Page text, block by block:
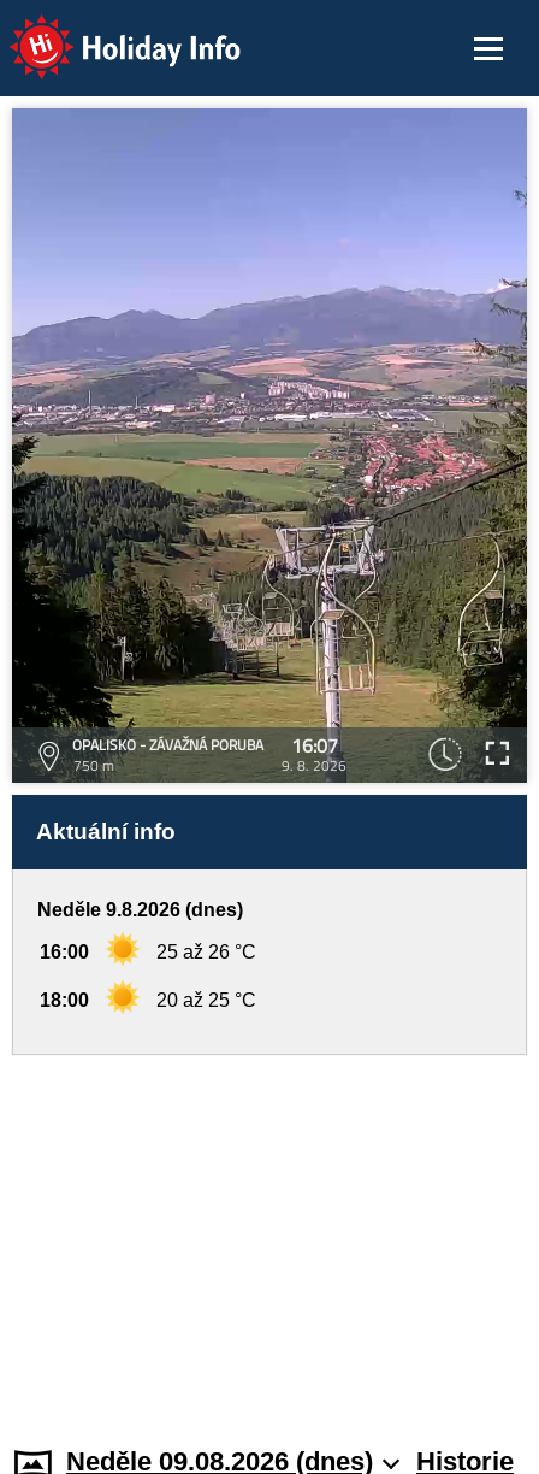
Holiday Info
OPALISKO - ZÁVAŽNÁ PORUBA
750 m
16:07
9. 8. 2026
Aktuální info
Neděle 9.8.2026 (dnes)
16:00 25 až 26 °C
18:00 20 až 25 °C
Neděle 09.08.2026 (dnes)
Historie